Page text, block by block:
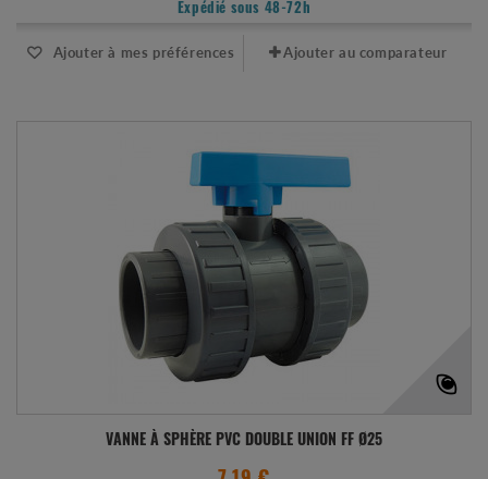
Expédié sous 48-72h
Ajouter à mes préférences Ajouter au comparateur
VANNE À SPHÈRE PVC DOUBLE UNION FF Ø25